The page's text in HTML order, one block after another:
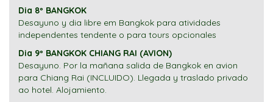
Dia 8º BANGKOK
Desayuno y dia libre em Bangkok para atividades
independentes tendente o para tours opcionales
Dia 9º BANGKOK CHIANG RAI (AVION)
Desayuno. Por la mañana salida de Bangkok en avion
para Chiang Rai (INCLUIDO). Llegada y traslado privado
ao hotel. Alojamiento.